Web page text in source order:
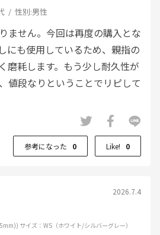
性別:男性
ません。今回は再度の購入とな
にも使用しているため、親指の
磨耗します。もう少し耐久性が
値段なりということでリピして
参考になった 0 Like! 0
2026.7.4
サイズ：WS（ホワイト/シルバーグレー）